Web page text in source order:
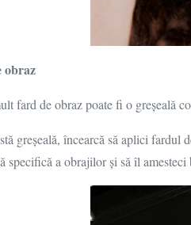
obraz
fard de obraz poate fi o greșeală
greșeală, încearcă să aplici
specifică a obrajilor și să îl